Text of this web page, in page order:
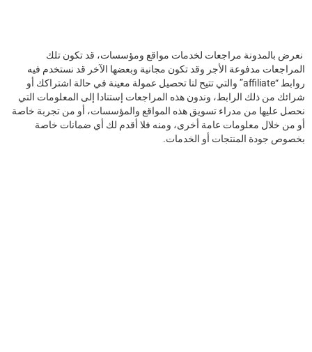
نعرض ﺑﺎﻟﻤﺪﻭﻧﺔ ﻣﺮﺍﺟﻌﺎﺕ ﻟﺨﺪﻣﺎﺕ ﻣﻮﺍﻗﻊ ﻭﻣﺆﺳﺴﺎﺕ، ﻗﺪ ﺗﻜﻮﻥ ﺗﻠﻚ
ﺍﻟﻤﺮﺍﺟﻌﺎﺕ ﻣﺪﻓﻮﻋﺔ ﺍﻷﺟﺮ ﻭﻗﺪ ﺗﻜﻮﻥ ﻣﺠﺎﻧﻴﺔ ﻭﺑﻌﻀﻬﺎ ﺍﻵﺧﺮ ﻗﺪ نستخدم ﻓﻴﻪ
ﺭﻭﺍﺑﻂ “affiliate” والتي ﺗﺘﻴﺢ لنا ﺗﺤﺼﻴﻞ ﻋﻤﻮﻟﺔ ﻣﻌﻴﻨﺔ ﻓﻲ ﺣﺎﻟﺔ ﺍﺷﺘﺮﺍﻛﻚ ﺃﻭ
ﺷﺮﺍﺋﻚ ﻣﻦ ﺫﻟﻚ ﺍﻟﺮﺍﺑﻂ، وندون ﻫﺬﻩ ﺍﻟﻤﺮﺍﺟﻌﺎﺕ إستنادا ﺇﻟﻰ ﺍﻟﻤﻌﻠﻮﻣﺎﺕ ﺍﻟﺘﻲ
نحصل ﻋﻠﻴﻬﺎ ﻣﻦ ﻣﺪﺭﺍﺀ ﺗﺴﻮﻳﻖ ﻫﺬﻩ ﺍﻟﻤﻮﺍﻗﻊ ﻭﺍﻟﻤﺆﺳﺴﺎﺕ، ﺃﻭ ﻣﻦ ﺗﺠﺮﺑﺔ ﺧﺎﺻﺔ
ﺃﻭ ﻣﻦ ﺧﻼﻝ ﻣﻌﻠﻮﻣﺎﺕ ﻋﺎﻣﺔ أخرى، ﻭﻣﻨﻪ ﻓﻼ ﺃﻗﺪﻡ ﻟﻚ ﺃﻱ ﺿﻤﺎﻧﺎﺕ ﺧﺎﺻﺔ
ﺑﺨﺼﻮﺹ ﺟﻮﺩﺓ ﺍﻟﻤﻨﺘﺠﺎﺕ ﺃﻭ ﺍﻟﺨﺪﻣﺎﺕ.